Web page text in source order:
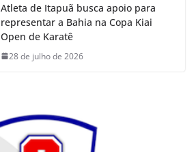
Atleta de Itapuã busca apoio para
representar a Bahia na Copa Kiai
Open de Karatê
28 de julho de 2026